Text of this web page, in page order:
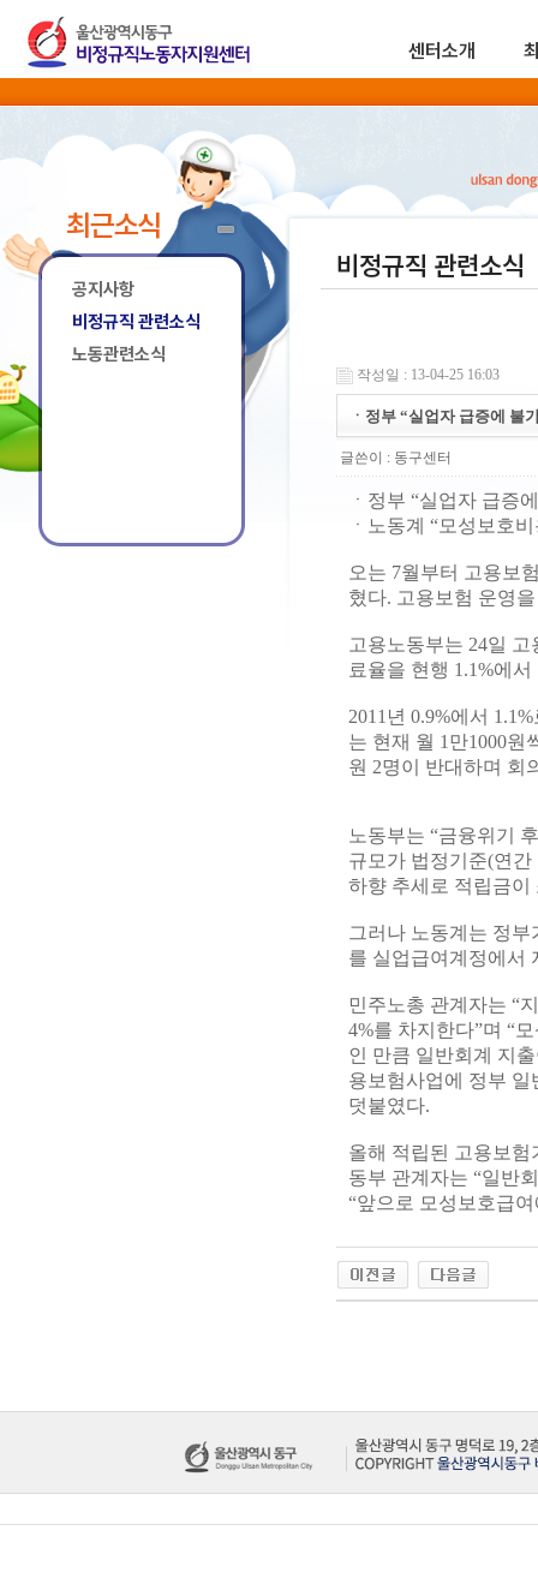
센터소개
최근소식
공지사항
비정규직 관련소식
노동관련소식
비정규직 관련소식
작성일 : 13-04-25 16:03
ㆍ정부 “실업자 급증에
글쓴이 : 동구센터
ㆍ정부 “실업자 급증
ㆍ노동계 “모성보호
오는 7월부터 고용보
혔다. 고용보험 운영
고용노동부는 24일
료율을 현행 1.1%에
2011년 0.9%에서
는 현재 월 1만1000원
원 2명이 반대하며 회
노동부는 “금융위기
규모가 법정기준(연간
하향 추세로 적립금이
그러나 노동계는 정
를 실업급여계정에서
민주노총 관계자는 “
4%를 차지한다”며 “
인 만큼 일반회계 지
용보험사업에 정부
덧붙였다.
올해 적립된 고용보험
동부 관계자는 “일반
“앞으로 모성보호급